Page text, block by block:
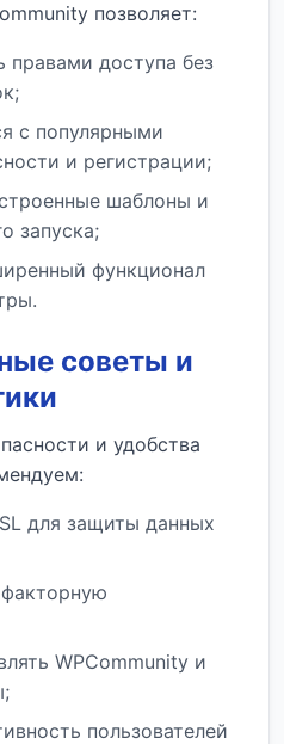
позволяет:
правами доступа без
с популярными
и регистрации;
шаблоны и
запуска;
функционал
советы и
и удобства
для защиты данных
WPCommunity и
пользователей